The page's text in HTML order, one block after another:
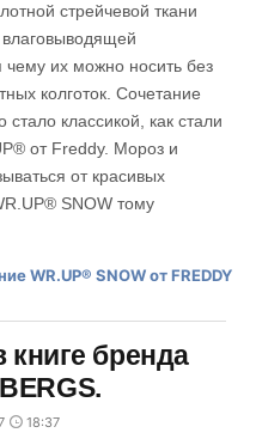
стрейчевой ткани
их можно носить без
колготок. Сочетание
стало классикой, как стали
от Freddy. Мороз и
от красивых
SNOW тому
книге бренда
18:37